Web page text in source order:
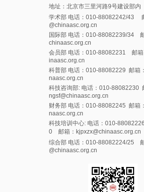
地址：北京市三里河路9号建设部内
学术部 电话：010-88082242/43
@chinaasc.org.cn
国际部 电话：010-88082239/34
chinaasc.org.cn
会员部 电话：010-88082231 邮箱
inaasc.org.cn
科普部 电话：010-88082229 邮箱
naasc.org.cn
科技咨询部: 电话：010-88082230
ngsf@chinaasc.org.cn
财务部 电话：010-88082245 邮箱
naasc.org.cn
科技培训中心: 电话：010-
0 邮箱：kjpxzx@chinaasc.org.cn
综合部 电话：010-88082224/25
@chinaasc.org.cn